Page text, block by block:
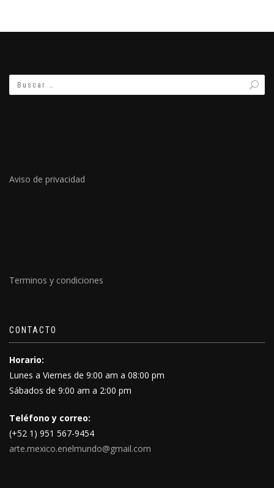
Aviso de privacidad
Terminos y condiciones
CONTACTO
Horario:
Lunes a Viernes de 9:00 am a 08:00 pm
Sábados de 9:00 am a 2:00 pm
Teléfono y correo:
(+52 1) 951 567-9454
arte.mexico.enelmundo@gmail.com